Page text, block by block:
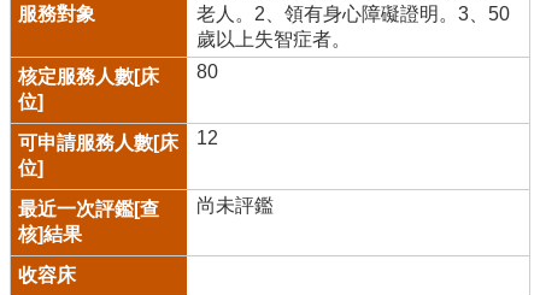
老人。2、領有身心障礙證明。3、50
歲以上失智症者。
80
12
尚未評鑑